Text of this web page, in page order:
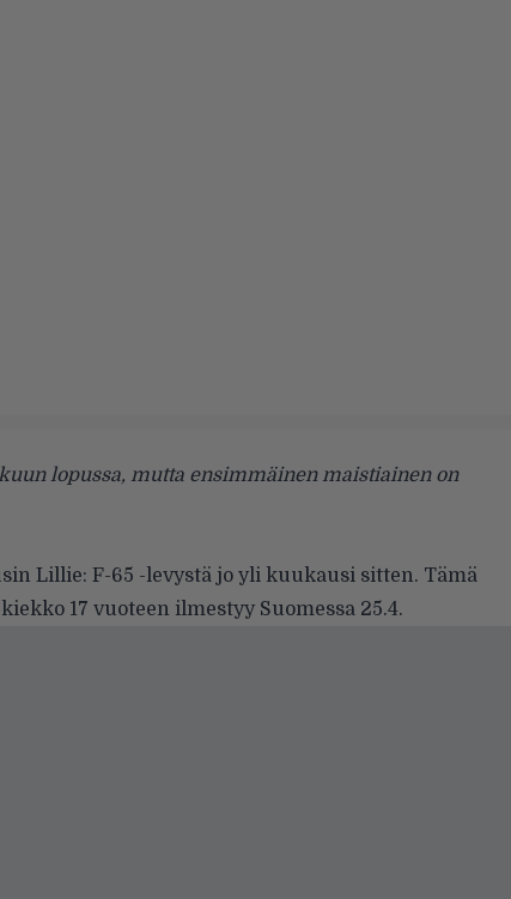
lopussa, mutta ensimmäinen maistiainen on
Lillie: F-65 -levystä jo yli kuukausi sitten. Tämä
17 vuoteen ilmestyy Suomessa 25.4.